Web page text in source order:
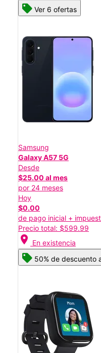
Ver 6 ofertas
Samsung
Galaxy A57 5G
Desde
$25.00 al mes
por 24 meses
Hoy
$0.00
de pago inicial +
Precio total: $599.99
location_on En existencia
50% de descuento